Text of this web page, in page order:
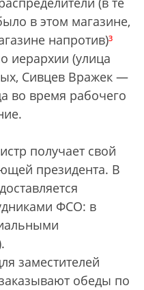
в этом магазине,
напротив)³
иерархии (улица
Сивцев Вражек —
во время рабочего
получает свой
президента. В
ФСО: в
заместителей
обеды по